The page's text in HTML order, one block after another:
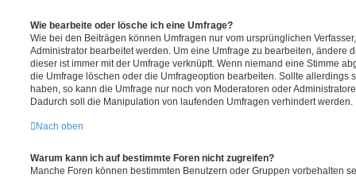
Wie bearbeite oder lösche ich eine Umfrage?
Wie bei den Beiträgen können Umfragen nur vom ursprünglichen
Administrator bearbeitet werden. Um eine Umfrage zu bearbeiten, ändere
dieser ist immer mit der Umfrage verknüpft. Wenn niemand eine Stimme
die Umfrage löschen oder die Umfrageoption bearbeiten. Sollte allerdings
haben, so kann die Umfrage nur noch von Moderatoren oder
Dadurch soll die Manipulation von laufenden Umfragen verhindert werden.
Nach oben
Warum kann ich auf bestimmte Foren nicht zugreifen?
Manche Foren können bestimmten Benutzern oder Gruppen vorbehalten